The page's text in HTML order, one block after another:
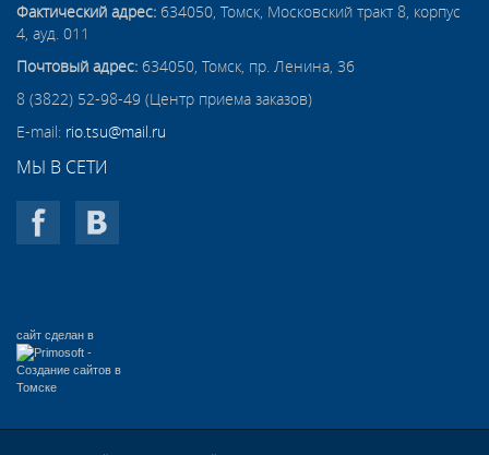
Фактический адрес: 634050, Томск, Московский тракт 8, корпус
4, ауд. 011
Почтовый адрес: 634050, Томск, пр. Ленина, 36
8 (3822) 52-98-49 (Центр приема заказов)
E-mail: rio.tsu@mail.ru
МЫ В СЕТИ
сайт сделан в